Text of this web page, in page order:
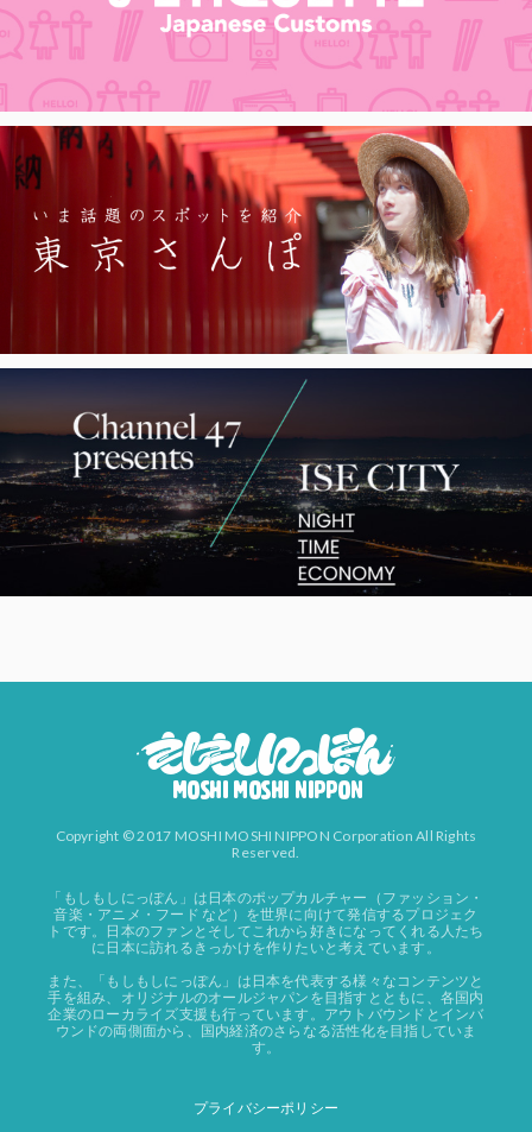
Copyright © 2017 MOSHI MOSHI NIPPON Corporation All Rights
Reserved.
「もしもしにっぽん」は日本のポップカルチャー（ファッション・
音楽・アニメ・フード など）を世界に向けて発信するプロジェク
トです。日本のファンとそしてこれから好きになってくれる人たち
に日本に訪れるきっかけを作りたいと考えています。
また、「もしもしにっぽん」は日本を代表する様々なコンテンツと
手を組み、オリジナルのオールジャパンを目指すとともに、各国内
企業のローカライズ支援も行っています。アウトバウンドとインバ
ウンドの両側面から、国内経済のさらなる活性化を目指していま
す。
プライバシーポリシー